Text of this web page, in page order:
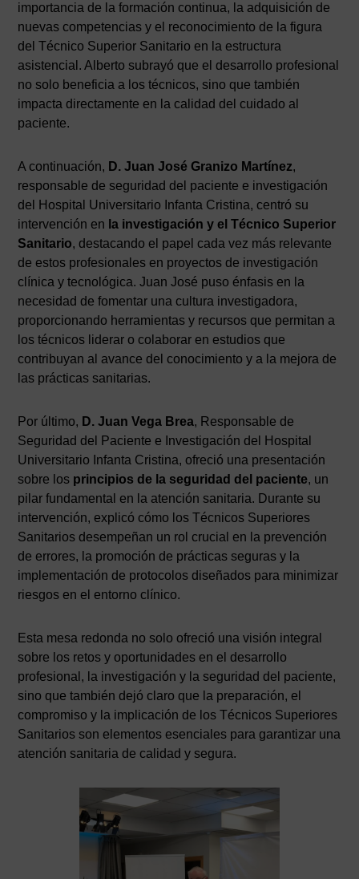
importancia de la formación continua, la adquisición de
nuevas competencias y el reconocimiento de la figura
del Técnico Superior Sanitario en la estructura
asistencial. Alberto subrayó que el desarrollo profesional
no solo beneficia a los técnicos, sino que también
impacta directamente en la calidad del cuidado al
paciente.
A continuación, D. Juan José Granizo Martínez,
responsable de seguridad del paciente e investigación
del Hospital Universitario Infanta Cristina, centró su
intervención en la investigación y el Técnico Superior
Sanitario, destacando el papel cada vez más relevante
de estos profesionales en proyectos de investigación
clínica y tecnológica. Juan José puso énfasis en la
necesidad de fomentar una cultura investigadora,
proporcionando herramientas y recursos que permitan a
los técnicos liderar o colaborar en estudios que
contribuyan al avance del conocimiento y a la mejora de
las prácticas sanitarias.
Por último, D. Juan Vega Brea, Responsable de
Seguridad del Paciente e Investigación del Hospital
Universitario Infanta Cristina, ofreció una presentación
sobre los principios de la seguridad del paciente, un
pilar fundamental en la atención sanitaria. Durante su
intervención, explicó cómo los Técnicos Superiores
Sanitarios desempeñan un rol crucial en la prevención
de errores, la promoción de prácticas seguras y la
implementación de protocolos diseñados para minimizar
riesgos en el entorno clínico.
Esta mesa redonda no solo ofreció una visión integral
sobre los retos y oportunidades en el desarrollo
profesional, la investigación y la seguridad del paciente,
sino que también dejó claro que la preparación, el
compromiso y la implicación de los Técnicos Superiores
Sanitarios son elementos esenciales para garantizar una
atención sanitaria de calidad y segura.